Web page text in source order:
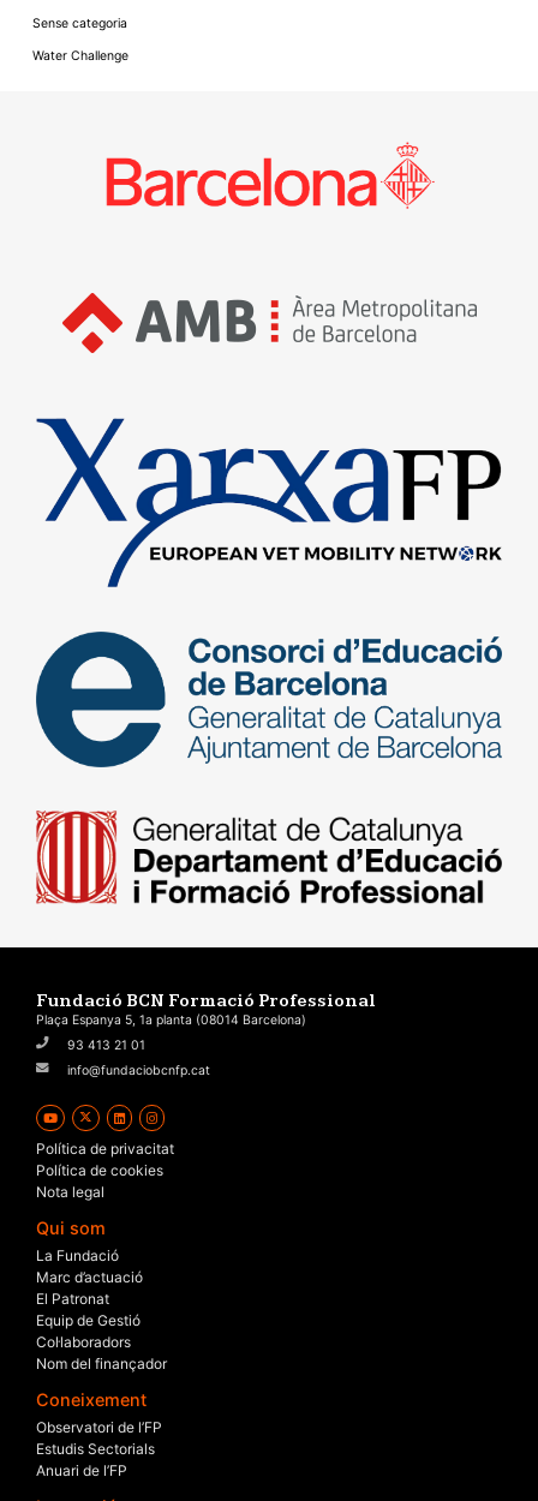
Sense categoria
Water Challenge
Fundació BCN Formació Professional
Plaça Espanya 5, 1a planta (08014 Barcelona)
93 413 21 01
info@fundaciobcnfp.cat
Política de privacitat
Política de cookies
Nota legal
Qui som
La Fundació
Marc d’actuació
El Patronat
Equip de Gestió
Col·laboradors
Nom del finançador
Coneixement
Observatori de l’FP
Estudis Sectorials
Anuari de l’FP